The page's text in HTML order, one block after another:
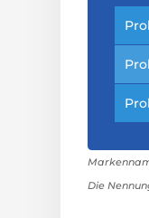
Die